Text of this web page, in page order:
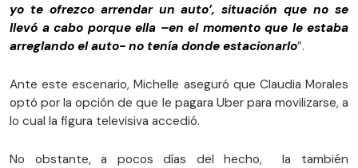
yo te ofrezco arrendar un auto’, situación que no se
llevó a cabo porque ella –en el momento que le estaba
arreglando el auto- no tenía donde estacionarlo”.
Ante este escenario, Michelle aseguró que Claudia Morales
optó por la opción de que le pagara Uber para movilizarse, a
lo cual la figura televisiva accedió.
No obstante, a pocos días del hecho, la también